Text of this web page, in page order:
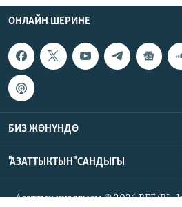
ОНЛАЙН ШЕРИНЕ
БИЗ ЖӨНҮНДӨ
"АЗАТТЫКТЫН" САНДЫГЫ
Азаттык үналгысы © 2026 RFE/RL,